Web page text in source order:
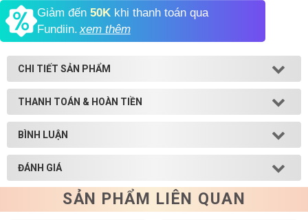
Z
Giảm đến 50K khi thanh toán qua
Fundiin. xem thêm
CHI TIẾT SẢN PHẨM
THANH TOÁN & HOÀN TIỀN
BÌNH LUẬN
ĐÁNH GIÁ
SẢN PHẨM LIÊN QUAN